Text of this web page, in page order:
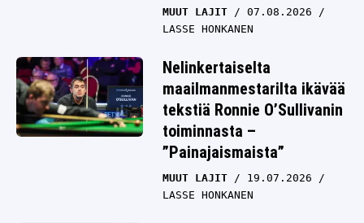
MUUT LAJIT
07.08.2026
LASSE HONKANEN
Nelinkertaiselta
maailmanmestarilta ikävää
tekstiä Ronnie O’Sullivanin
toiminnasta –
”Painajaismaista”
MUUT LAJIT
19.07.2026
LASSE HONKANEN